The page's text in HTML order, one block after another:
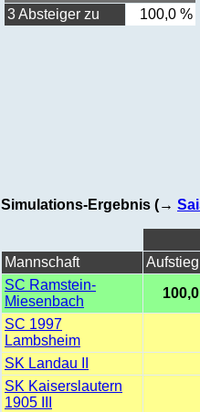
3 Absteiger zu
100,0 %
Simulations-Ergebnis (→
Mannschaft
Aufstieg
SC Ramstein-
Miesenbach
100,0
SC 1997
Lambsheim
SK Landau II
SK Kaiserslautern
1905 III